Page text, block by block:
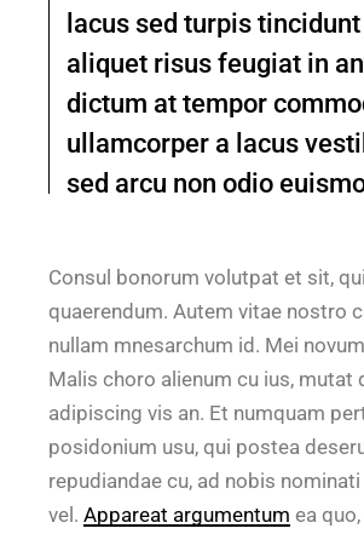
lacus sed turpis
aliquet risus feugiat in
dictum at tempor
ullamcorper a lacus
sed arcu non odio
Consul bonorum volutpat et sit,
quaerendum. Autem vitae nostro
nullam mnesarchum id. Mei
Malis choro alienum cu ius, mutat
adipiscing vis an. Et numquam
posidonium usu, qui postea
repudiandae cu, ad nobis
vel.Appareat argumentum ea